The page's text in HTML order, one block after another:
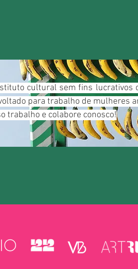
cultural sem fins lucrativos
para trabalho de mulheres
trabalho e colabore conosco!